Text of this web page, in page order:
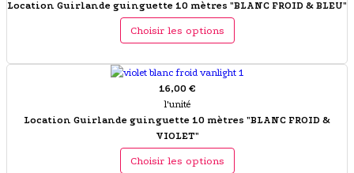
Location Guirlande guinguette 10 mètres "BLANC FROID & BLEU"
Choisir les options
16,00 €
l'unité
Location Guirlande guinguette 10 mètres "BLANC FROID &
VIOLET"
Choisir les options